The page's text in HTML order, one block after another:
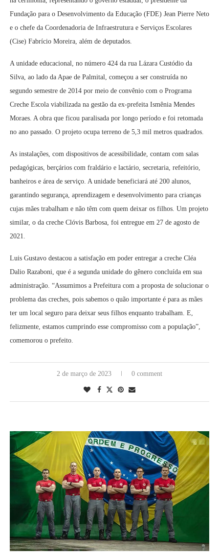
Fundação para o Desenvolvimento da Educação (FDE) Jean Pierre Neto
e o chefe da Coordenadoria de Infraestrutura e Serviços Escolares
(Cise) Fabrício Moreira, além de deputados.
A unidade educacional, no número 424 da rua Lázara Custódio da
Silva, ao lado da Apae de Palmital, começou a ser construída no
segundo semestre de 2014 por meio de convênio com o Programa
Creche Escola viabilizada na gestão da ex-prefeita Ismênia Mendes
Moraes. A obra que ficou paralisada por longo período e foi retomada
no ano passado. O projeto ocupa terreno de 5,3 mil metros quadrados.
As instalações, com dispositivos de acessibilidade, contam com salas
pedagógicas, berçários com fraldário e lactário, secretaria, refeitório,
banheiros e área de serviço. A unidade beneficiará até 200 alunos,
garantindo segurança, aprendizagem e desenvolvimento para crianças
cujas mães trabalham e não têm com quem deixar os filhos. Um projeto
similar, o da creche Clóvis Barbosa, foi entregue em 27 de agosto de
2021.
Luis Gustavo destacou a satisfação em poder entregar a creche Cléa
Dalio Razaboni, que é a segunda unidade do gênero concluída em sua
administração. “Assumimos a Prefeitura com a proposta de solucionar o
problema das creches, pois sabemos o quão importante é para as mães
ter um local seguro para deixar seus filhos enquanto trabalham. E,
felizmente, estamos cumprindo esse compromisso com a população”,
comemorou o prefeito.
2 de março de 2023 0 comment